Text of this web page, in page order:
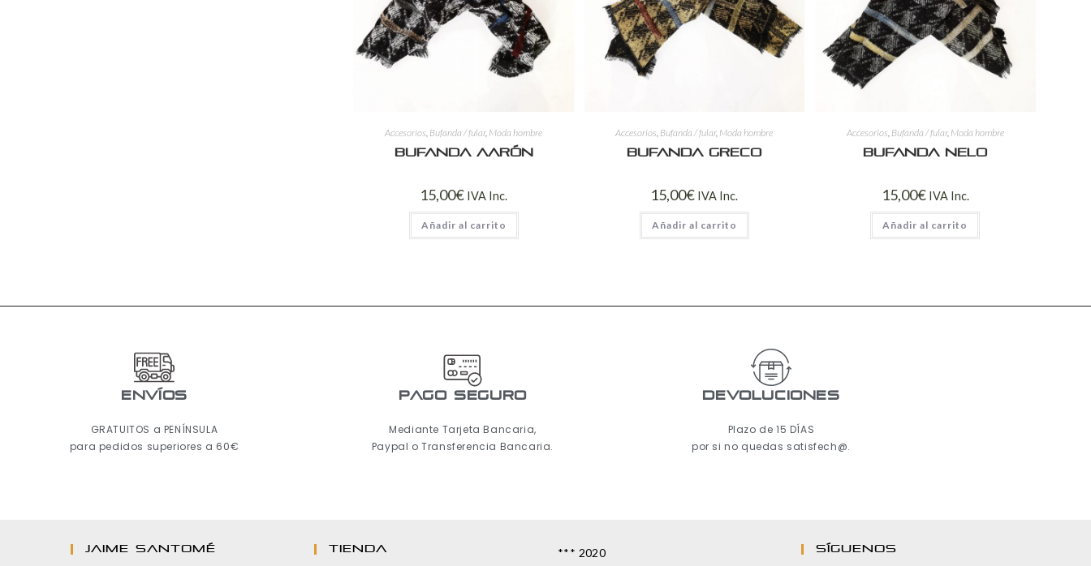
Accesorios Bufanda / fular, Moda hombre
Bufanda Aarón
15,00€ IVA Inc.
Añadir al carrito
Accesorios Bufanda / fular, Moda hombre
Bufanda Greco
15,00€ IVA Inc.
Añadir al carrito
Accesorios Bufanda / fular, Moda hombre
Bufanda Nelo
15,00€ IVA Inc.
Añadir al carrito
ENVÍOS
GRATUITOS a PENÍNSULA
para pedidos superiores a 60€
pago seguro
Mediante Tarjeta Bancaria,
Paypal o Transferencia Bancaria.
Devoluciones
Plazo de 15 DÍAS
por si no quedas satisfech@.
JAIME SANTOMÉ TIENDA *** 2020 Síguenos